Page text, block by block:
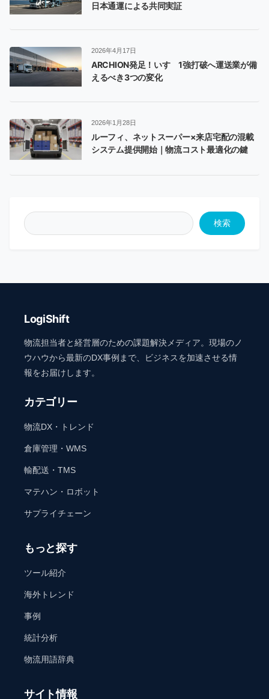
日本通運による共同実証
2026年4月17日
ARCHION発足！いすゞ1強打破へ運送業が備
えるべき3つの変化
2026年1月28日
ルーフィ、ネットスーパー×来店宅配の混載
システム提供開始｜物流コスト最適化の鍵
検索
LogiShift
物流担当者と経営層のための課題解決メディア。現場のノ
ウハウから最新のDX事例まで、ビジネスを加速させる情
報をお届けします。
カテゴリー
物流DX・トレンド
倉庫管理・WMS
輸配送・TMS
マテハン・ロボット
サプライチェーン
もっと探す
ツール紹介
海外トレンド
事例
統計分析
物流用語辞典
サイト情報